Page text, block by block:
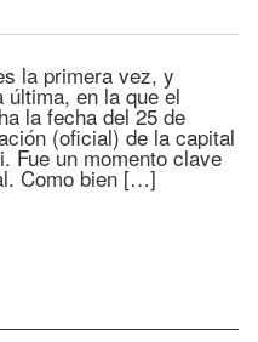
la primera vez, y
en la que el
la fecha del 25 de
(oficial) de la capital
Fue un momento clave
Como bien […]